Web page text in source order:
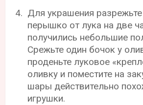
Для украшения
перышко от лука на две
получились небольшие
Срежьте один бочок у
проденьте луковое
оливку и поместите на
шары действительно
игрушки.